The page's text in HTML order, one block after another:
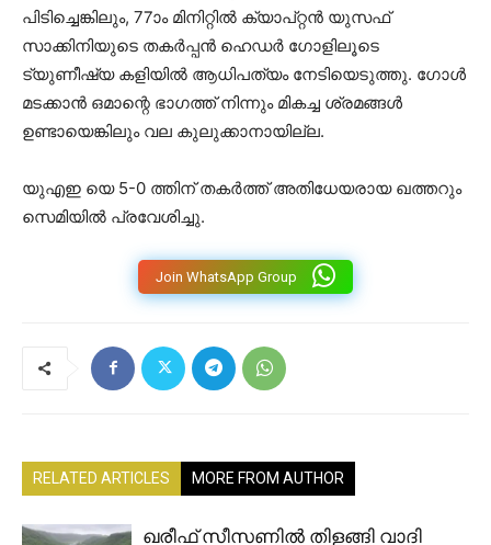
പിടിച്ചെങ്കിലും, 77ാം മിനിറ്റിൽ ക്യാപ്റ്റൻ യുസഫ്
സാക്കിനിയുടെ തകർപ്പൻ ഹെഡർ ഗോളിലൂടെ
ട്യുണീഷ്യ കളിയിൽ ആധിപത്യം നേടിയെടുത്തു. ഗോൾ
മടക്കാൻ ഒമാന്റെ ഭാഗത്ത് നിന്നും മികച്ച ശ്രമങ്ങൾ
ഉണ്ടായെങ്കിലും വല കുലുക്കാനായില്ല.
യുഎഇ യെ 5-0 ത്തിന് തകർത്ത് അതിധേയരായ ഖത്തറും
സെമിയിൽ പ്രവേശിച്ചു.
Join WhatsApp Group
RELATED ARTICLES MORE FROM AUTHOR
ഖരീഫ് സീസണിൽ തിളങ്ങി വാദി